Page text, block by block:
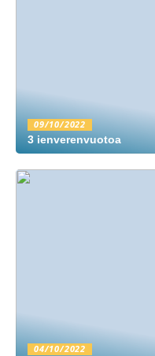
09/10/2022
3 ienverenvuotoa
04/10/2022